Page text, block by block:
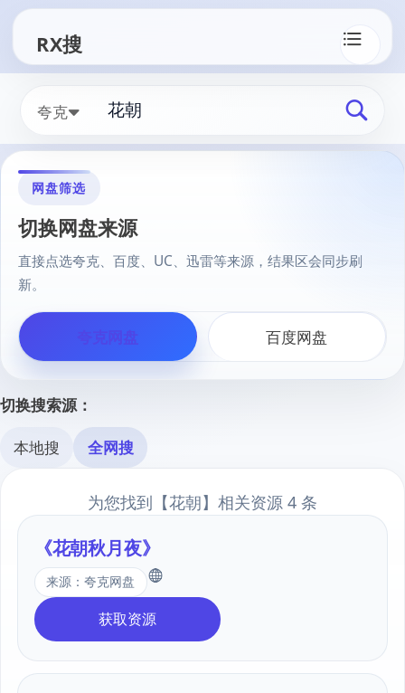
RX搜
夸克
网盘筛选
切换网盘来源
直接点选夸克、百度、UC、迅雷等来源，结果区会同步刷
新。
夸克网盘 百度网盘
切换搜索源：
本地搜 全网搜
为您找到【花朝】相关资源 4 条
《花朝秋月夜》
来源：夸克网盘
获取资源